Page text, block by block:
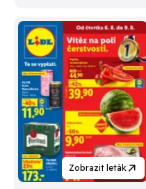
Zobrazit leták